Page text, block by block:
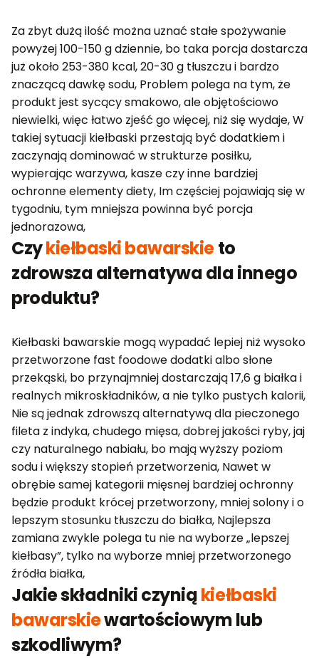
Za zbyt dużą ilość można uznać stałe spożywanie
powyżej 100-150 g dziennie, bo taka porcja dostarcza
już około 253-380 kcal, 20-30 g tłuszczu i bardzo
znaczącą dawkę sodu, Problem polega na tym, że
produkt jest sycący smakowo, ale objętościowo
niewielki, więc łatwo zjeść go więcej, niż się wydaje, W
takiej sytuacji kiełbaski przestają być dodatkiem i
zaczynają dominować w strukturze posiłku,
wypierając warzywa, kasze czy inne bardziej
ochronne elementy diety, Im częściej pojawiają się w
tygodniu, tym mniejsza powinna być porcja
jednorazowa,
Czykiełbaski bawarskieto
zdrowsza alternatywa dla innego
produktu?
Kiełbaski bawarskie mogą wypadać lepiej niż wysoko
przetworzone fast foodowe dodatki albo słone
przekąski, bo przynajmniej dostarczają 17,6 g białka i
realnych mikroskładników, a nie tylko pustych kalorii,
Nie są jednak zdrowszą alternatywą dla pieczonego
fileta z indyka, chudego mięsa, dobrej jakości ryby, jaj
czy naturalnego nabiału, bo mają wyższy poziom
sodu i większy stopień przetworzenia, Nawet w
obrębie samej kategorii mięsnej bardziej ochronny
będzie produkt krócej przetworzony, mniej solony i o
lepszym stosunku tłuszczu do białka, Najlepsza
zamiana zwykle polega tu nie na wyborze „lepszej
kiełbasy”, tylko na wyborze mniej przetworzonego
źródła białka,
Jakie składniki czyniąkiełbaski
bawarskiewartościowym lub
szkodliwym?